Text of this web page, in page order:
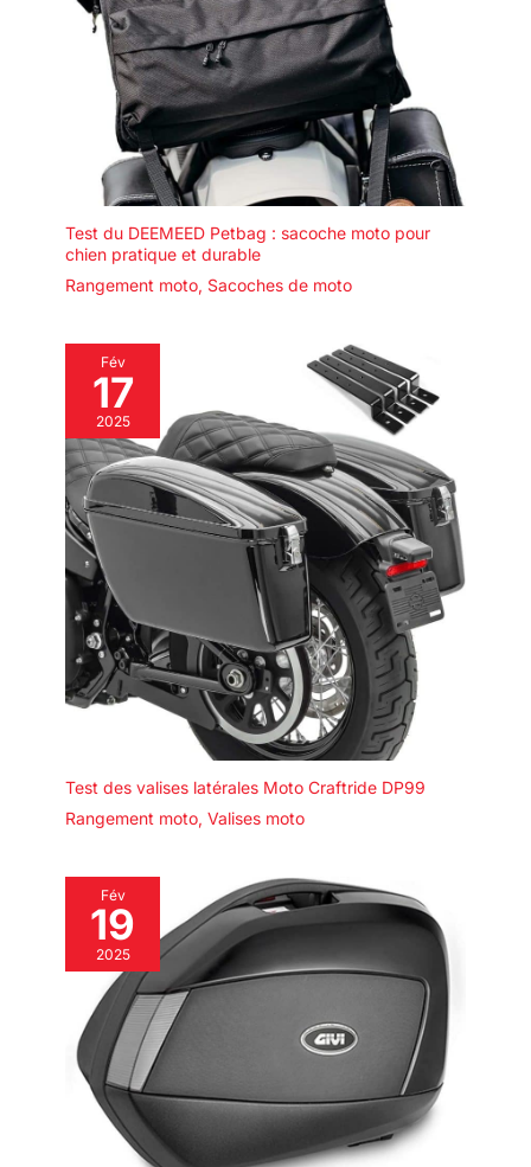
Test du DEEMEED Petbag : sacoche moto pour
chien pratique et durable
Rangement moto, Sacoches de moto
Fév
17
2025
Test des valises latérales Moto Craftride DP99
Rangement moto, Valises moto
Fév
19
2025